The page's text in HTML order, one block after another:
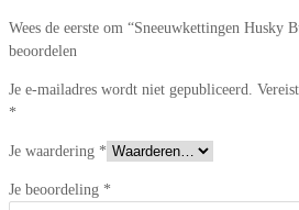
Wees de eerste om “Sneeuwkettingen Husky
beoordelen
Je e-mailadres wordt niet gepubliceerd.
*
Je waardering *
Je beoordeling *